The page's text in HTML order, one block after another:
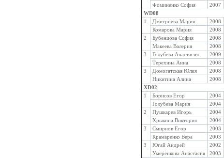
Фоминенко София
2007
WD08
1
Дмитриева Мария 2008
Комарова Мария
2008
2
Бубенцова София 2008
Макеева Валерия
2008
3
Голубева Анастасия 2009
Терехина Анна
2008
3
Домогатская Юлия 2008
Никитина Алина
2008
XD02
1
Борисов Егор 2004
Голубева Мария
2004
2
Пушкарев Игорь 2004
Хрыкина Виктория
2004
3
Смирнов Егор 2003
Крамаренко Вера
2003
3
Югай Андрей 2002
Умеренкова Анастасия
2003